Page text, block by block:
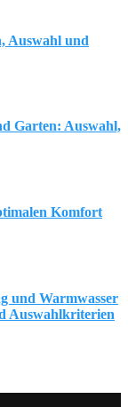
Auswahl und
Garten: Auswahl,
Komfort
und Warmwasser
Auswahlkriterien